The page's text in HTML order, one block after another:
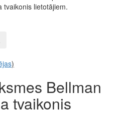
tvaikonis lietotājiem.
)
Bellman
tvaikonis